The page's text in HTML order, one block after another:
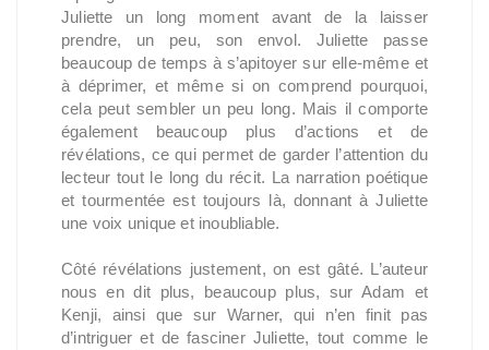
Juliette un long moment avant de la laisser
prendre, un peu, son envol. Juliette passe
beaucoup de temps à s’apitoyer sur elle-même et
à déprimer, et même si on comprend pourquoi,
cela peut sembler un peu long. Mais il comporte
également beaucoup plus d’actions et de
révélations, ce qui permet de garder l’attention du
lecteur tout le long du récit. La narration poétique
et tourmentée est toujours là, donnant à Juliette
une voix unique et inoubliable.
Côté révélations justement, on est gâté. L’auteur
nous en dit plus, beaucoup plus, sur Adam et
Kenji, ainsi que sur Warner, qui n’en finit pas
d’intriguer et de fasciner Juliette, tout comme le